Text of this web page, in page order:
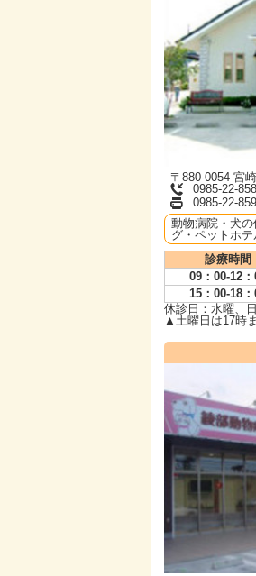
〒880-0054 宮
0985-22-
0985-22-
動物病院・犬
グ・ペットホテ
診療時間
09：00-12
15：00-18
休診日：水曜、
▲土曜日は17時